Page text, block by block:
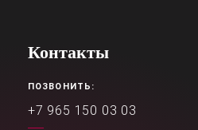
Контакты
ПОЗВОНИТЬ:
+7 965 150 03 03